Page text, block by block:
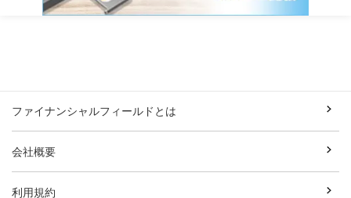
ファイナンシャルフィールドとは
会社概要
利用規約